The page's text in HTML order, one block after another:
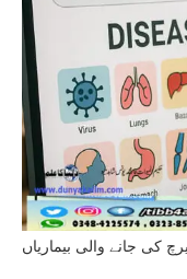
کی جانے والی بیماریاں